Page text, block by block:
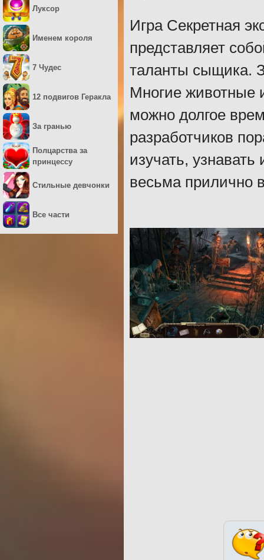
Игра Секретная
представляет
таланты сыщика.
Многие животные
можно долгое
разработчиков
изучать,
весьма прилично
Луксор
Именем короля
7 Чудес
12 подвигов Геракла
За гранью
Полцарства за
принцессу
Стильные девчонки
Все части